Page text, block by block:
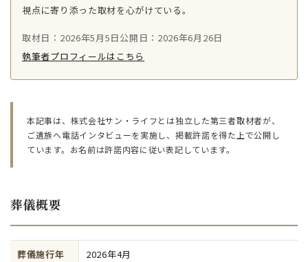
視点に寄り添った取材を心がけている。
取材日：2026年5月5日公開日：2026年6月26日
執筆者プロフィールはこちら
本記事は、株式会社サン・ライフとは独立した第三者取材者が、
ご遺族へ電話インタビューを実施し、掲載許諾を得た上で公開し
ています。お名前は許諾内容に従い表記しています。
葬儀概要
葬儀施行年
2026年4月